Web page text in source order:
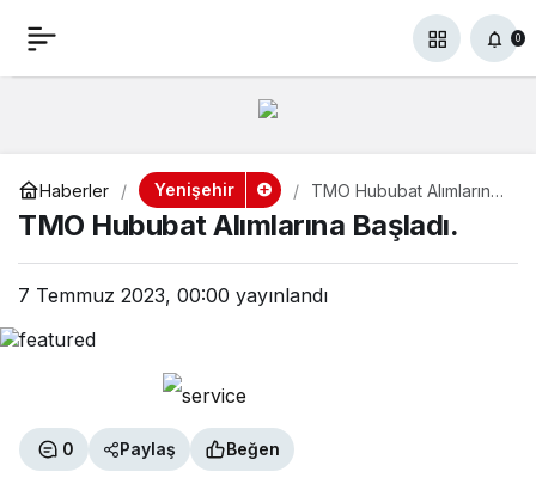
0
Haberler Yenişehir
TMO Hububat Alımlarına
Başladı.
TMO Hububat Alımlarına Başladı.
7 Temmuz 2023, 00:00 yayınlandı
0 Paylaş Beğen
TMO Hububat Alımlarına 0
TMO Hububat Alımlarına 0